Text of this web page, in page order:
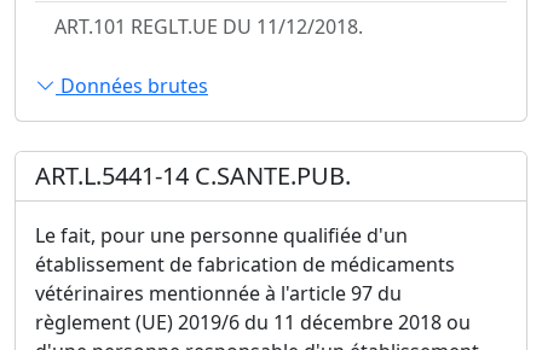
ART.101 REGLT.UE DU 11/12/2018.
Données brutes
ART.L.5441-14 C.SANTE.PUB.
Le fait, pour une personne qualifiée d'un
établissement de fabrication de médicaments
vétérinaires mentionnée à l'article 97 du
règlement (UE) 2019/6 du 11 décembre 2018 ou